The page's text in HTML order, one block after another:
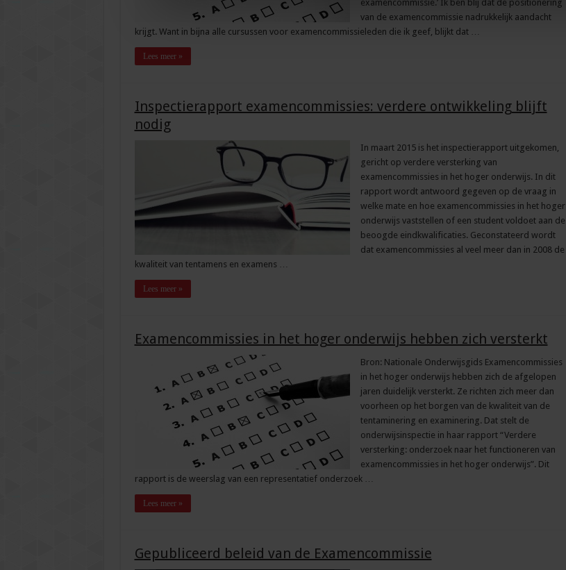
examencommissie.’ Ik ben blij dat de positionering
van de examencommissie nadrukkelijk aandacht
krijgt. Want in bijna alle cursussen voor examencommissieleden die ik geef, blijkt dat …
Lees meer »
Inspectierapport examencommissies: verdere ontwikkeling blijft
nodig
In maart 2015 is het inspectierapport uitgekomen,
gericht op verdere versterking van
examencommissies in het hoger onderwijs. In dit
rapport wordt antwoord gegeven op de vraag in
welke mate en hoe examencommissies in het hoger
onderwijs vaststellen of een student voldoet aan de
beoogde eindkwalificaties. Geconstateerd wordt
dat examencommissies al veel meer dan in 2008 de
kwaliteit van tentamens en examens …
Lees meer »
Examencommissies in het hoger onderwijs hebben zich versterkt
Bron: Nationale Onderwijsgids Examencommissies
in het hoger onderwijs hebben zich de afgelopen
jaren duidelijk versterkt. Ze richten zich meer dan
voorheen op het borgen van de kwaliteit van de
tentaminering en examinering. Dat stelt de
onderwijsinspectie in haar rapport “Verdere
versterking: onderzoek naar het functioneren van
examencommissies in het hoger onderwijs”. Dit
rapport is de weerslag van een representatief onderzoek …
Lees meer »
Gepubliceerd beleid van de Examencommissie